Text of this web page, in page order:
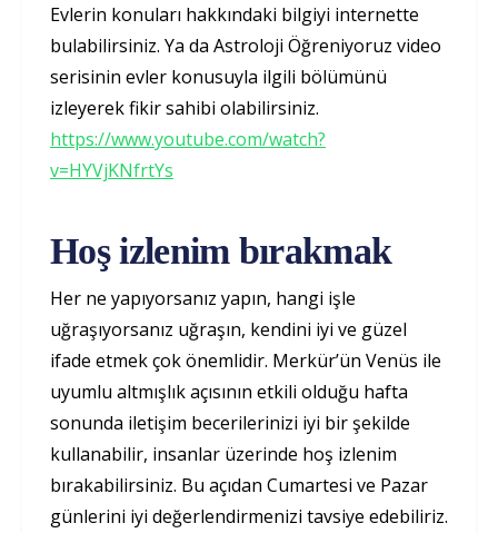
Evlerin konuları hakkındaki bilgiyi internette
bulabilirsiniz. Ya da Astroloji Öğreniyoruz video
serisinin evler konusuyla ilgili bölümünü
izleyerek fikir sahibi olabilirsiniz.
https://www.youtube.com/watch?
v=HYVjKNfrtYs
Hoş izlenim bırakmak
Her ne yapıyorsanız yapın, hangi işle
uğraşıyorsanız uğraşın, kendini iyi ve güzel
ifade etmek çok önemlidir. Merkür’ün Venüs ile
uyumlu altmışlık açısının etkili olduğu hafta
sonunda iletişim becerilerinizi iyi bir şekilde
kullanabilir, insanlar üzerinde hoş izlenim
bırakabilirsiniz. Bu açıdan Cumartesi ve Pazar
günlerini iyi değerlendirmenizi tavsiye edebiliriz.